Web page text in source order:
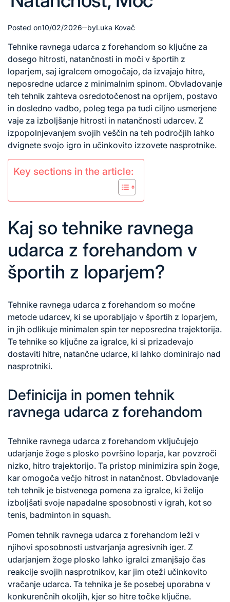
Posted on10/02/2026 byLuka Kovač
Tehnike ravnega udarca z forehandom so ključne za
dosego hitrosti, natančnosti in moči v športih z
loparjem, saj igralcem omogočajo, da izvajajo hitre,
neposredne udarce z minimalnim spinom. Obvladovanje
teh tehnik zahteva osredotočenost na oprijem, postavo
in dosledno vadbo, poleg tega pa tudi ciljno usmerjene
vaje za izboljšanje hitrosti in natančnosti udarcev. Z
izpopolnjevanjem svojih veščin na teh področjih lahko
dvignete svojo igro in učinkovito izzovete nasprotnike.
Key sections in the article:
Kaj so tehnike ravnega
udarca z forehandom v
športih z loparjem?
Tehnike ravnega udarca z forehandom so močne
metode udarcev, ki se uporabljajo v športih z loparjem,
in jih odlikuje minimalen spin ter neposredna trajektorija.
Te tehnike so ključne za igralce, ki si prizadevajo
dostaviti hitre, natančne udarce, ki lahko dominirajo nad
nasprotniki.
Definicija in pomen tehnik
ravnega udarca z forehandom
Tehnike ravnega udarca z forehandom vključujejo
udarjanje žoge s plosko površino loparja, kar povzroči
nizko, hitro trajektorijo. Ta pristop minimizira spin žoge,
kar omogoča večjo hitrost in natančnost. Obvladovanje
teh tehnik je bistvenega pomena za igralce, ki želijo
izboljšati svoje napadalne sposobnosti v igrah, kot so
tenis, badminton in squash.
Pomen tehnik ravnega udarca z forehandom leži v
njihovi sposobnosti ustvarjanja agresivnih iger. Z
udarjanjem žoge plosko lahko igralci zmanjšajo čas
reakcije svojih nasprotnikov, kar jim oteži učinkovito
vračanje udarca. Ta tehnika je še posebej uporabna v
konkurenčnih okoljih, kjer so hitre točke ključne.